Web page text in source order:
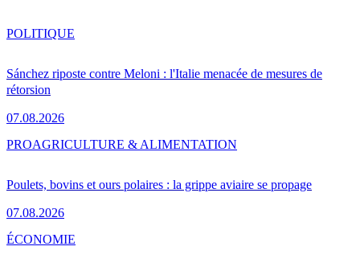
Sánchez riposte contre Meloni : l'Italie menacée de mesures de
rétorsion
07.08.2026
POLITIQUE
Poulets, bovins et ours polaires : la grippe aviaire se propage
07.08.2026
PROAGRICULTURE & ALIMENTATION
ÉCONOMIE